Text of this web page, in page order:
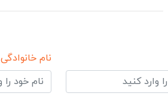
نام خانوادگی